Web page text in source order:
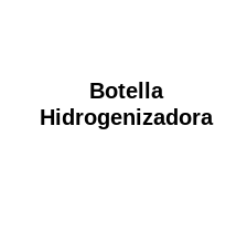
Botella
Hidrogenizadora